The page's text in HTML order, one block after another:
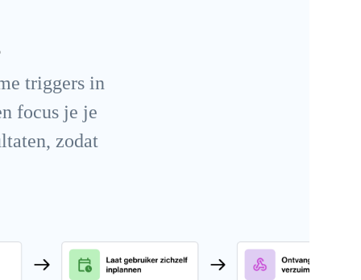
triggers in
focus je je
zodat